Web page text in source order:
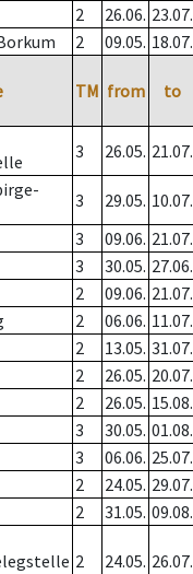
2 26.06. 23.07.
2 09.05. 18.07.
TM from to
3 26.05. 21.07.
3 29.05. 10.07.
3 09.06. 21.07.
3 30.05. 27.06.
2 09.06. 21.07.
2 06.06. 11.07.
2 13.05. 31.07.
2 26.05. 20.07.
2 26.05. 15.08.
3 30.05. 01.08.
3 06.06. 25.07.
2 24.05. 29.07.
2 31.05. 09.08.
2 24.05. 26.07.